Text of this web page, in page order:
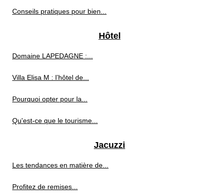
Conseils pratiques pour bien...
Hôtel
Domaine LAPEDAGNE :...
Villa Elisa M : l’hôtel de...
Pourquoi opter pour la...
Qu'est-ce que le tourisme...
Jacuzzi
Les tendances en matière de...
Profitez de remises...